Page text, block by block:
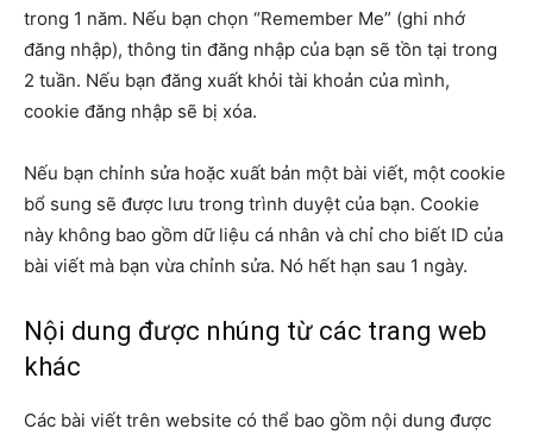
trong 1 năm. Nếu bạn chọn “Remember Me” (ghi nhớ
đăng nhập), thông tin đăng nhập của bạn sẽ tồn tại trong
2 tuần. Nếu bạn đăng xuất khỏi tài khoản của mình,
cookie đăng nhập sẽ bị xóa.
Nếu bạn chỉnh sửa hoặc xuất bản một bài viết, một cookie
bổ sung sẽ được lưu trong trình duyệt của bạn. Cookie
này không bao gồm dữ liệu cá nhân và chỉ cho biết ID của
bài viết mà bạn vừa chỉnh sửa. Nó hết hạn sau 1 ngày.
Nội dung được nhúng từ các trang web
khác
Các bài viết trên website có thể bao gồm nội dung được